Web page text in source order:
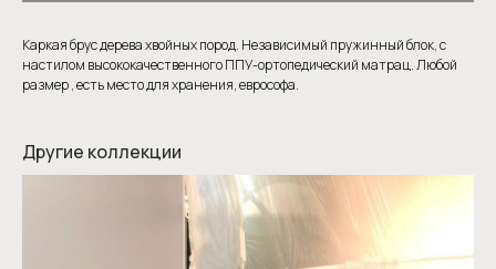
Каркая брус дерева хвойных пород. Независимый пружинный блок, с
настилом высококачественного ППУ-ортопедический матрац. Любой
размер , есть место для хранения, еврософа.
Другие коллекции